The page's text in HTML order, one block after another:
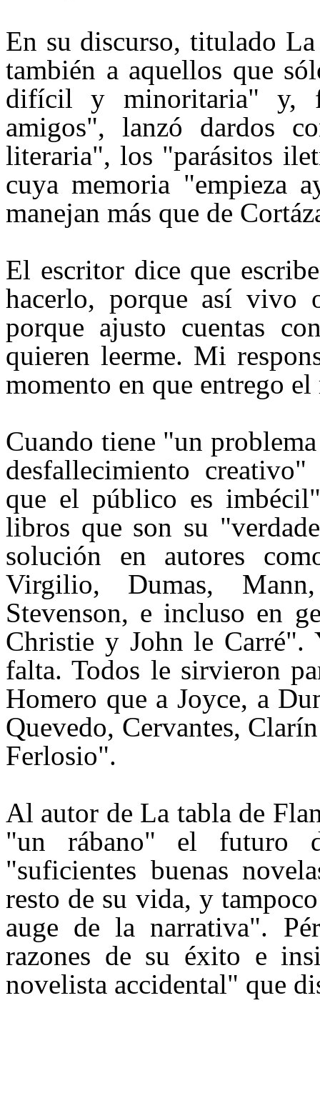
En su discurso, titulado
también a aquellos que
difícil y minoritaria" y,
amigos", lanzó dardos
literaria", los "parásitos
cuya memoria "empieza
manejan más que de
El escritor dice que
hacerlo, porque así vivo
porque ajusto cuentas
quieren leerme. Mi
momento en que entrego
Cuando tiene "un
desfallecimiento
que el público es
libros que son su
solución en autores
Virgilio, Dumas, Mann
Stevenson, e incluso en
Christie y John le Carré".
falta. Todos le sirvieron
Homero que a Joyce, a
Quevedo, Cervantes,
Ferlosio".
Al autor de La tabla de
"un rábano" el futuro
"suficientes buenas
resto de su vida, y
auge de la narrativa".
razones de su éxito e
novelista accidental" que